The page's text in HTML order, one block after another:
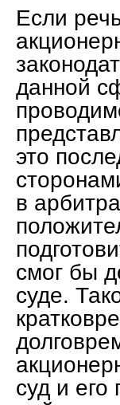
Если
данной
это
в
смог бы
суде.
суд и его